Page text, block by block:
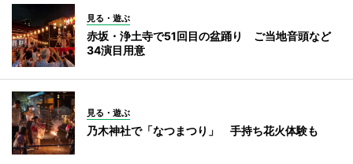
見る・遊ぶ
赤坂・浄土寺で51回目の盆踊り ご当地音頭など
34演目用意
見る・遊ぶ
乃木神社で「なつまつり」 手持ち花火体験も